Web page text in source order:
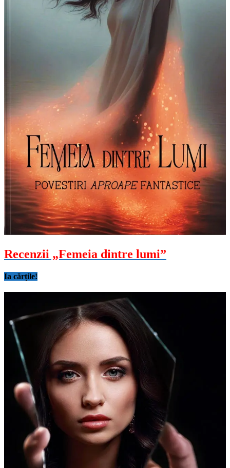
Recenzii „Femeia dintre lumi”
Ia cărțile!